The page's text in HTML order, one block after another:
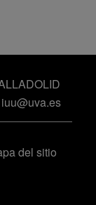
iuu@uva.es
del sitio